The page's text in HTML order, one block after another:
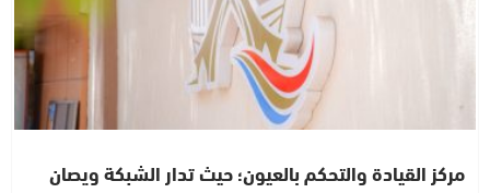
مركز القيادة والتحكم بالعيون؛ حيث تدار الشبكة ويصان